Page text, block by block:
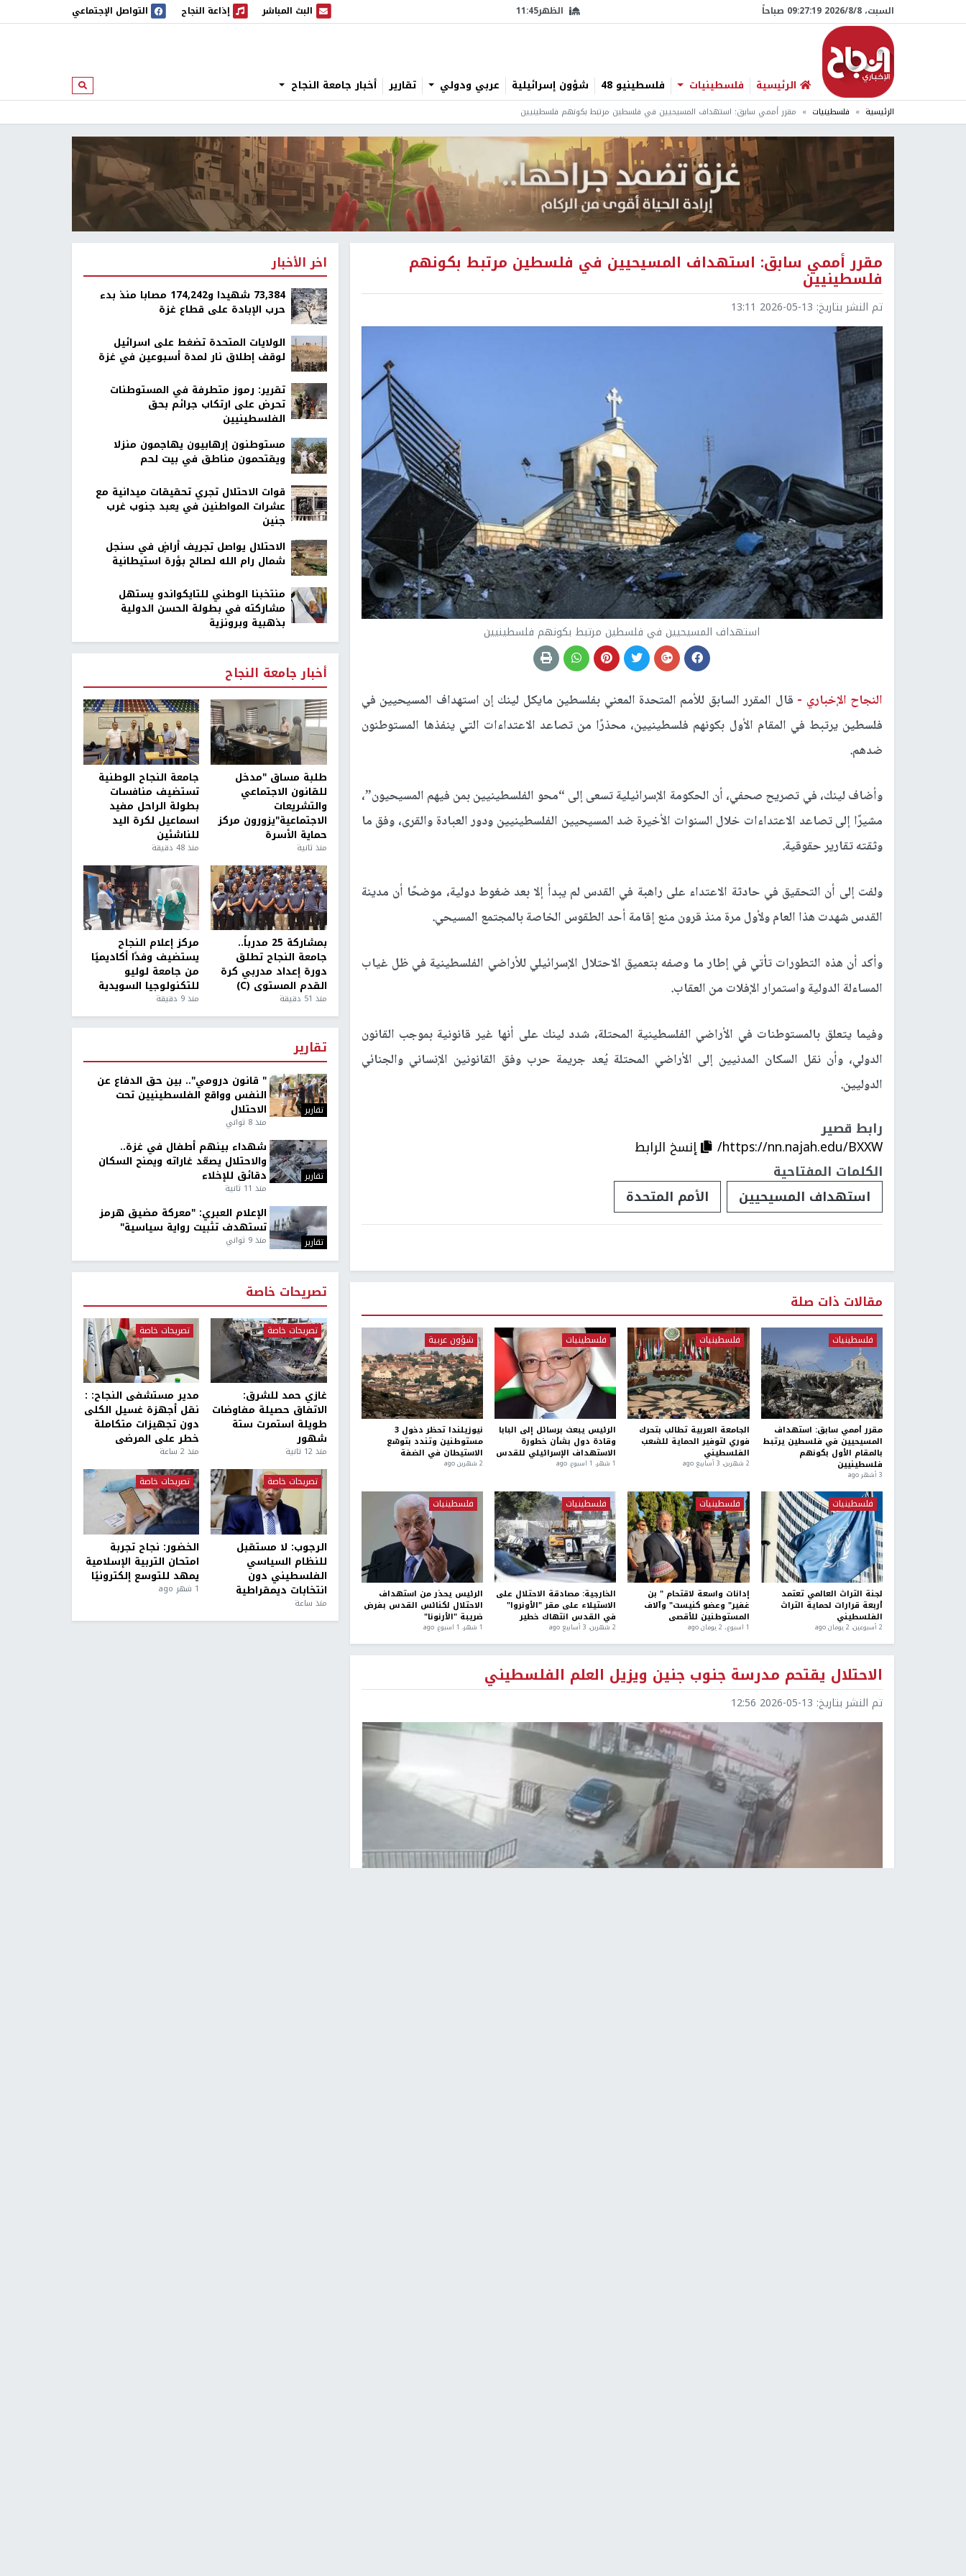
السبت، 8/‏8/‏2026 09:27:20 صباحاً الظهر11:45 البث المباشر
البث المباشر إذاعة النجاح
إذاعة النجاح التواصل الإجتماعي
الرئيسية فلسطينيات فلسطينيو 48 شؤون إسرائيلية عربي ودولي تقارير أخبار جامعة النجاح ابحث
الرئيسية فلسطينيات مقرر أممي سابق: استهداف المسيحيين في فلسطين مرتبط بكونهم فلسطينيين
مقرر أممي سابق: استهداف المسيحيين في فلسطين مرتبط بكونهم
فلسطينيين
تم النشر بتاريخ: 2026-05-13 13:11
استهداف المسيحيين في فلسطين مرتبط بكونهم فلسطينيين
النجاح الإخباري - قال المقرر السابق للأمم المتحدة المعني بفلسطين مايكل لينك إن استهداف المسيحيين في
فلسطين يرتبط في المقام الأول بكونهم فلسطينيين، محذرًا من تصاعد الاعتداءات التي ينفذها المستوطنون
ضدهم.
وأضاف لينك، في تصريح صحفي، أن الحكومة الإسرائيلية تسعى إلى “محو الفلسطينيين بمن فيهم المسيحيون”،
مشيرًا إلى تصاعد الاعتداءات خلال السنوات الأخيرة ضد المسيحيين الفلسطينيين ودور العبادة والقرى، وفق ما
وثقته تقارير حقوقية.
ولفت إلى أن التحقيق في حادثة الاعتداء على راهبة في القدس لم يبدأ إلا بعد ضغوط دولية، موضحًا أن مدينة
القدس شهدت هذا العام ولأول مرة منذ قرون منع إقامة أحد الطقوس الخاصة بالمجتمع المسيحي.
وأكد أن هذه التطورات تأتي في إطار ما وصفه بتعميق الاحتلال الإسرائيلي للأراضي الفلسطينية في ظل غياب
المساءلة الدولية واستمرار الإفلات من العقاب.
وفيما يتعلق بالمستوطنات في الأراضي الفلسطينية المحتلة، شدد لينك على أنها غير قانونية بموجب القانون
الدولي، وأن نقل السكان المدنيين إلى الأراضي المحتلة يُعد جريمة حرب وفق القانونين الإنساني والجنائي
الدوليين.
رابط قصير
https://nn.najah.edu/BXXW/
إنسخ الرابط
الكلمات المفتاحية
استهداف المسيحيين
الأمم المتحدة
مقالات ذات صلة
فلسطينيات
مقرر أممي سابق: استهداف
المسيحيين في فلسطين يرتبط
بالمقام الأول بكونهم
فلسطينيين
3 أشهر ago
فلسطينيات
الجامعة العربية تطالب بتحرك
فوري لتوفير الحماية للشعب
الفلسطيني
2 شهرين، 3 أسابيع ago
فلسطينيات
الرئيس يبعث برسائل إلى البابا
وقادة دول بشأن خطورة
الاستهداف الإسرائيلي للقدس
1 شهر، 1 اسبوع. ago
شؤون عربية
نيوزيلندا تحظر دخول 3
مستوطنين وتندد بتوسّع
الاستيطان في الضفة
2 شهرين ago
فلسطينيات
لجنة التراث العالمي تعتمد
أربعة قرارات لحماية التراث
الفلسطيني
2 أسبوعين، 2 يومان ago
فلسطينيات
إدانات واسعة لاقتحام " بن
غفير" وعضو كنيست" وآلاف
المستوطنين للأقصى
1 اسبوع.، 2 يومان ago
فلسطينيات
الخارجية: مصادقة الاحتلال على
الاستيلاء على مقر "الأونروا"
في القدس انتهاك خطير
2 شهرين، 3 أسابيع ago
فلسطينيات
الرئيس يحذر من استهداف
الاحتلال لكنائس القدس بفرض
ضريبة "الأرنونا"
1 شهر، 1 اسبوع. ago
الاحتلال يقتحم مدرسة جنوب جنين ويزيل العلم الفلسطيني
تم النشر بتاريخ: 2026-05-13 12:56
اخر الأخبار
73,384 شهيدا و174,242 مصابا منذ بدء
حرب الإبادة على قطاع غزة
الولايات المتحدة تضغط على اسرائيل
لوقف إطلاق نار لمدة أسبوعين في غزة
تقرير: رموز متطرفة في المستوطنات
تحرض على ارتكاب جرائم بحق
الفلسطينيين
مستوطنون إرهابيون يهاجمون منزلا
ويقتحمون مناطق في بيت لحم
قوات الاحتلال تجري تحقيقات ميدانية مع
عشرات المواطنين في يعبد جنوب غرب
جنين
الاحتلال يواصل تجريف أراضٍ في سنجل
شمال رام الله لصالح بؤرة استيطانية
منتخبنا الوطني للتايكواندو يستهل
مشاركته في بطولة الحسن الدولية
بذهبية وبرونزية
أخبار جامعة النجاح
طلبة مساق "مدخل
للقانون الاجتماعي
والتشريعات
الاجتماعية"يزورون مركز
حماية الأسرة
منذ ثانية
جامعة النجاح الوطنية
تستضيف منافسات
بطولة الراحل مفيد
اسماعيل لكرة اليد
للناشئين
منذ 48 دقيقة
بمشاركة 25 مدرباً..
جامعة النجاح تطلق
دورة إعداد مدربي كرة
القدم المستوى (C)
منذ 51 دقيقة
مركز إعلام النجاح
يستضيف وفدًا أكاديميًا
من جامعة لوليو
للتكنولوجيا السويدية
منذ 9 دقيقة
تقارير
تقارير
" قانون درومي".. بين حق الدفاع عن
النفس وواقع الفلسطينيين تحت
الاحتلال
منذ 8 ثواني
تقارير
شهداء بينهم أطفال في غزة..
والاحتلال يصعّد غاراته ويمنح السكان
دقائق للإخلاء
منذ 11 ثانية
تقارير
الإعلام العبري: "معركة مضيق هرمز
تستهدف تثبيت رواية سياسية"
منذ 9 ثواني
تصريحات خاصة
تصريحات خاصة
غازي حمد للشرق:
الاتفاق حصيلة مفاوضات
طويلة استمرت ستة
شهور
منذ 12 ثانية
تصريحات خاصة
مدير مستشفى النجاح: :
نقل أجهزة غسيل الكلى
دون تجهيزات متكاملة
خطر على المرضى
منذ 2 ساعة
تصريحات خاصة
الرجوب: لا مستقبل
للنظام السياسي
الفلسطيني دون
انتخابات ديمقراطية
منذ ساعة
تصريحات خاصة
الخضور: نجاح تجربة
امتحان التربية الإسلامية
يمهد للتوسع إلكترونيًا
1 شهر ago